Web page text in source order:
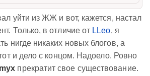
уйти из ЖЖ и вот, кажется, настал
Только, в отличие от LLeo, я
нигде никаких новых блогов, а
и дело с концом. Надоело. Ровно
прекратит свое существование.